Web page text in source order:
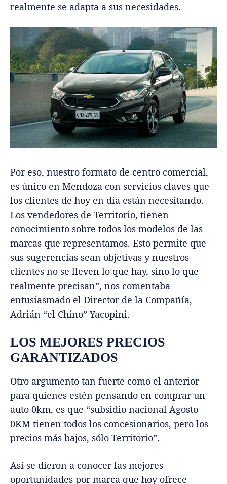
realmente se adapta a sus necesidades.
Por eso, nuestro formato de centro comercial,
es único en Mendoza con servicios claves que
los clientes de hoy en dia están necesitando.
Los vendedores de Territorio, tienen
conocimiento sobre todos los modelos de las
marcas que representamos. Esto permite que
sus sugerencias sean objetivas y nuestros
clientes no se lleven lo que hay, sino lo que
realmente precisan”, nos comentaba
entusiasmado el Director de la Compañía,
Adrián “el Chino” Yacopini.
LOS MEJORES PRECIOS
GARANTIZADOS
Otro argumento tan fuerte como el anterior
para quienes estén pensando en comprar un
auto 0km, es que “subsidio nacional Agosto
0KM tienen todos los concesionarios, pero los
precios más bajos, sólo Territorio”.
Así se dieron a conocer las mejores
oportunidades por marca que hoy ofrece